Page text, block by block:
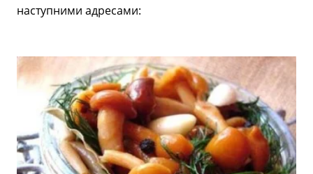
наступними адресами: